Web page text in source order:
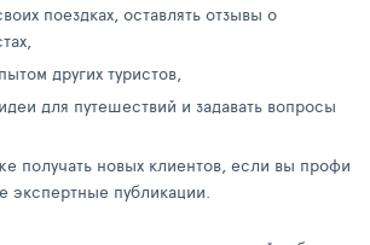
поездках, оставлять отзывы о
других туристов,
для путешествий и задавать вопросы
получать новых клиентов, если вы профи
экспертные публикации.